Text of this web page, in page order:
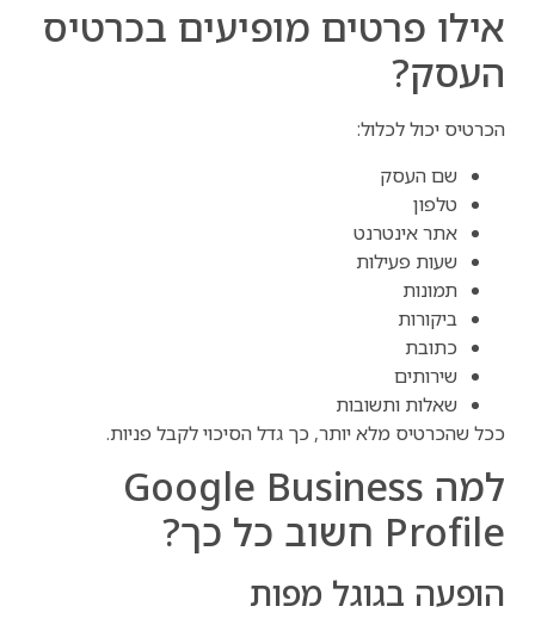
אילו פרטים מופיעים בכרטיס
העסק?
הכרטיס יכול לכלול:
שם העסק
טלפון
אתר אינטרנט
שעות פעילות
תמונות
ביקורות
כתובת
שירותים
שאלות ותשובות
ככל שהכרטיס מלא יותר, כך גדל הסיכוי לקבל פניות.
למה Google Business
Profile חשוב כל כך?
הופעה בגוגל מפות